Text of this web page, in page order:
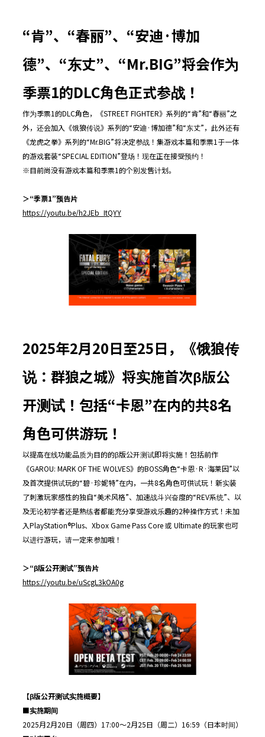
“肯”、 “春丽”、 “安迪·博加
德”、 “东丈”、 “Mr.BIG”将会作为
季票1的DLC角色正式参战！
作为季票1的DLC角色，《STREET FIGHTER》系列的“肯”和“春丽”之
外，还会加入《饿狼传说》系列的“安迪·博加德”和“东丈”，此外还有
《龙虎之拳》系列的“Mr.BIG”将决定参战！集游戏本篇和季票1于一体
的游戏套装“SPECIAL EDITION”登场！现在正在接受预约！
※目前尚没有游戏本篇和季票1的个别发售计划。
＞“季票1”预告片
https://youtu.be/h2JEb_ItQYY
2025年2月20日至25日，《饿狼传
说：群狼之城》将实施首次β版公
开测试！包括“卡恩”在内的共8名
角色可供游玩！
以提高在线功能品质为目的的β版公开测试即将实施！包括前作
《GAROU: MARK OF THE WOLVES》的BOSS角色“卡恩·R·海莱因”以
及首次提供试玩的“碧·珍妮特”在内，一共8名角色可供试玩！新实装
了刺激玩家感性的独自“美术风格”、加速战斗兴奋度的“REV系统”、以
及无论初学者还是熟练者都能充分享受游戏乐趣的2种操作方式！未加
入PlayStation®Plus、Xbox Game Pass Core 或 Ultimate 的玩家也可
以进行游玩，请一定来参加哦！
＞“β版公开测试”预告片
https://youtu.be/uScgL3kOA0g
【β版公开测试实施概要】
■实施期间
2025月2月20日（周四）17:00～2月25日（周二）16:59（日本时间）